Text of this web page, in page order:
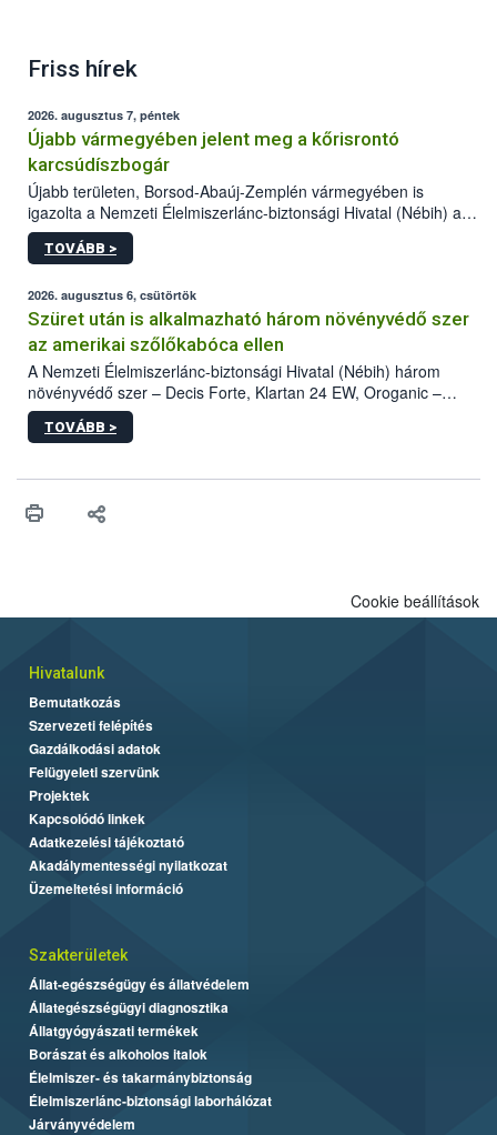
Friss hírek
2026. augusztus 7, péntek
Újabb vármegyében jelent meg a kőrisrontó
karcsúdíszbogár
Újabb területen, Borsod-Abaúj-Zemplén vármegyében is
igazolta a Nemzeti Élelmiszerlánc-biztonsági Hivatal (Nébih) a
kőrisrontó karcsúdíszbogár (Agrilus planipennis) jelenlétét. A
kártevőt nem csak színcsapdában találták meg, de már fertőzött
az intenzív felderítést, emellett az intézkedéseket a szlovák
hatósággal is összehangolják a terjedés megállítása érdekében.
TOVÁBB >
2026. augusztus 6, csütörtök
Szüret után is alkalmazható három növényvédő szer
az amerikai szőlőkabóca ellen
A Nemzeti Élelmiszerlánc-biztonsági Hivatal (Nébih) három
növényvédő szer – Decis Forte, Klartan 24 EW, Oroganic –
engedélyokiratát módosította, így azok a szüretet követően,
egészen a vesszőérettség (BBCH 91) stádiumáig
érésű szőlőkben is legyen lehetőség a károsító elleni további
felhasználók számára is elérhető és ökológiai termesztésben is
TOVÁBB >
Cookie beállítások
Hivatalunk
Bemutatkozás
Szervezeti felépítés
Gazdálkodási adatok
Felügyeleti szervünk
Projektek
Kapcsolódó linkek
Adatkezelési tájékoztató
Akadálymentességi nyilatkozat
Üzemeltetési információ
Szakterületek
Állat-egészségügy és állatvédelem
Állategészségügyi diagnosztika
Állatgyógyászati termékek
Borászat és alkoholos italok
Élelmiszer- és takarmánybiztonság
Élelmiszerlánc-biztonsági laborhálózat
Járványvédelem